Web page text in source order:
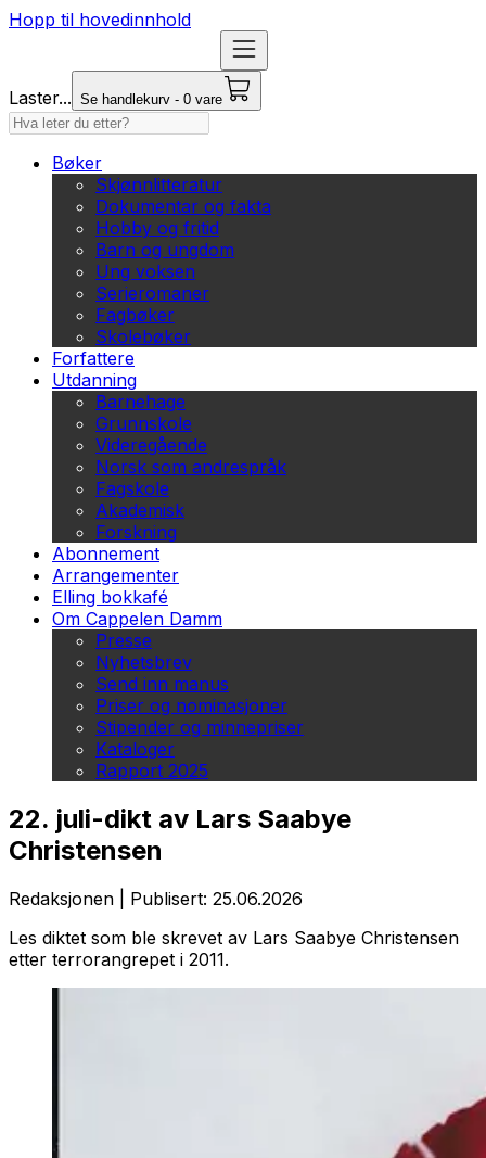
Hopp til hovedinnhold
Laster... Se handlekurv - 0 vare
Bøker
Skjønnlitteratur
Dokumentar og fakta
Hobby og fritid
Barn og ungdom
Ung voksen
Serieromaner
Fagbøker
Skolebøker
Forfattere
Utdanning
Barnehage
Grunnskole
Videregående
Norsk som andrespråk
Fagskole
Akademisk
Forskning
Abonnement
Arrangementer
Elling bokkafé
Om Cappelen Damm
Presse
Nyhetsbrev
Send inn manus
Priser og nominasjoner
Stipender og minnepriser
Kataloger
Rapport 2025
22. juli-dikt av Lars Saabye
Christensen
Redaksjonen
Publisert: 25.06.2026
Les diktet som ble skrevet av Lars Saabye Christensen
etter terrorangrepet i 2011.